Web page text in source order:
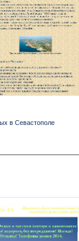
в Севастополе